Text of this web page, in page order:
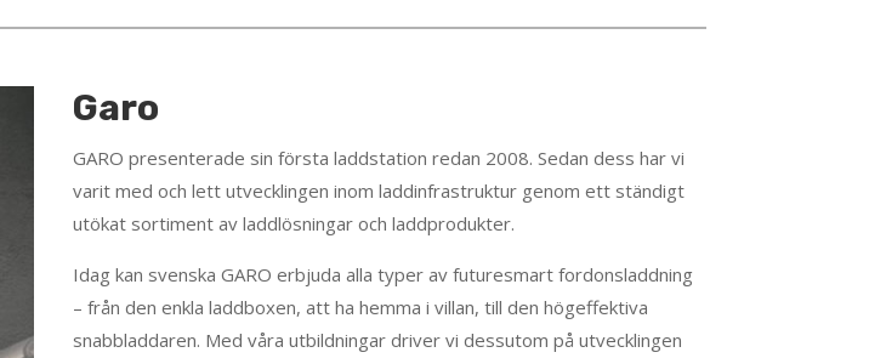
Garo
GARO presenterade sin första laddstation redan 2008. Sedan dess har vi
varit med och lett utvecklingen inom laddinfrastruktur genom ett ständigt
utökat sortiment av ladd­lösningar och laddprodukter.
Idag kan svenska GARO erbjuda alla typer av futuresmart fordonsladdning
– från den enkla laddboxen, att ha hemma i villan, till den högeffektiva
snabbladdaren. Med våra utbildningar driver vi dessutom på utvecklingen